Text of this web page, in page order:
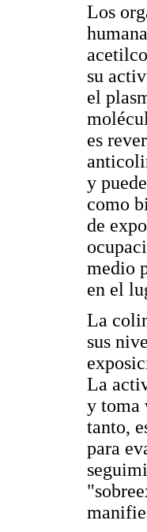
Los
su
el
es
y
como
de
medio
en el
La
sus
La
y toma
tanto,
para